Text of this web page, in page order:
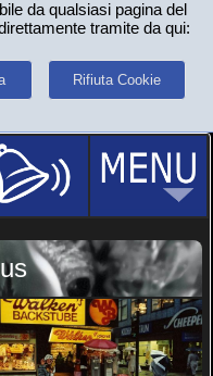
da qualsiasi pagina del
tramite da qui:
Rifiuta Cookie